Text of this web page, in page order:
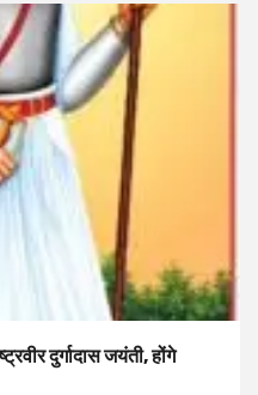
दुर्गादास जयंती, होंगे